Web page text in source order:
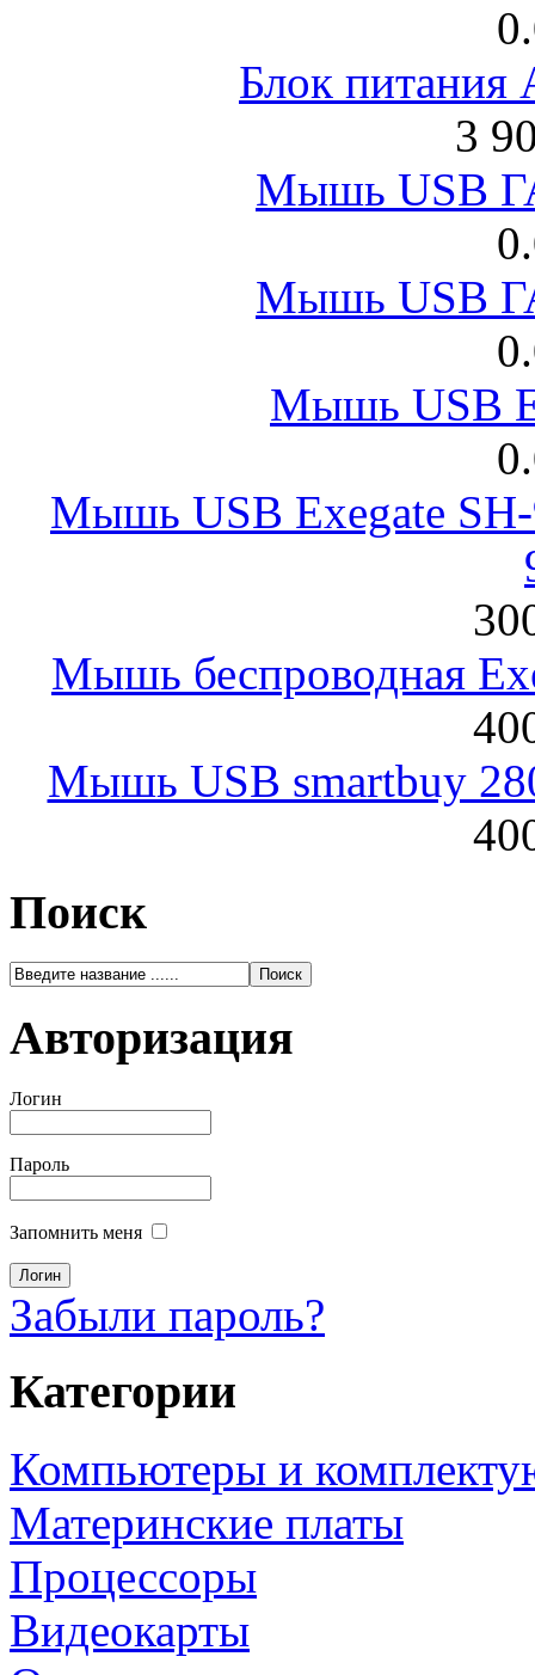
Блок питания
3
Мышь USB
Мышь USB
Мышь USB
Мышь USB Exegate
Мышь беспроводная
Мышь USB smartbuy
Поиск
Авторизация
Логин
Пароль
Запомнить меня
Забыли пароль?
Категории
Компьютеры и
Материнские платы
Процессоры
Видеокарты